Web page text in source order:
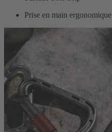
Prise en main ergonomique